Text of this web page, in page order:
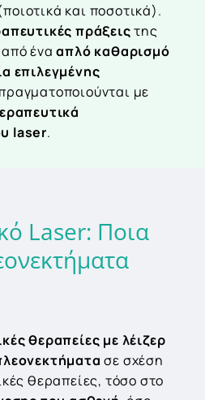
και ποσοτικά).
πράξειςτης
από ένααπλό καθαρισμό
επιλεγμένης
με
laser.
Laser: Ποια
θεραπείες με λέιζερ
σε σχέση
θεραπείες, τόσο στο